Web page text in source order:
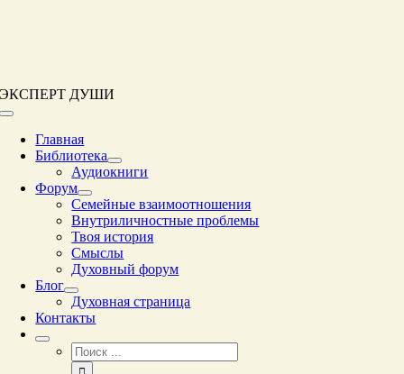
ЭКСПЕРТ ДУШИ
Переключение
навигацииГлавная
Библиотека
Аудиокниги
Форум
Семейные взаимоотношения
Внутриличностные проблемы
Твоя история
Смыслы
Духовный форум
Блог
Духовная страница
Контакты
Результат
поиска: